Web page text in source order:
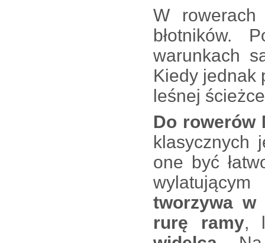
W
błotników.
warunkach
Kiedy jednak
leśnej
Do rowerów
klasycznych
one być
tworzywa w
rurę ramy,